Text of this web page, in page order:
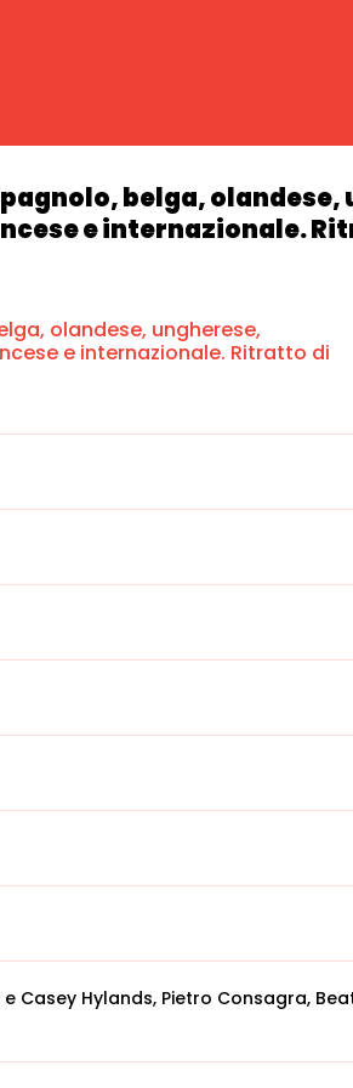
belga,
e internazionale.
olandese, ungherese,
e internazionale. Ritratto di
Casey Hylands, Pietro Consagra,